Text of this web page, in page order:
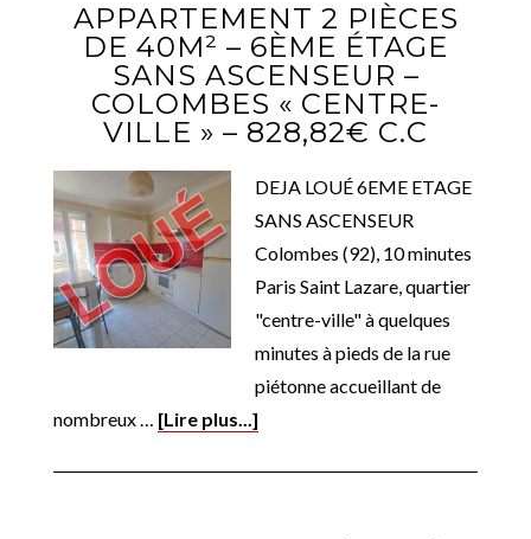
APPARTEMENT 2 PIÈCES
DE 40M² – 6ÈME ÉTAGE
SANS ASCENSEUR –
COLOMBES « CENTRE-
VILLE » – 828,82€ C.C
DEJA LOUÉ 6EME ETAGE
SANS ASCENSEUR
Colombes (92), 10 minutes
Paris Saint Lazare, quartier
"centre-ville" à quelques
minutes à pieds de la rue
piétonne accueillant de
nombreux … [Lire plus...]